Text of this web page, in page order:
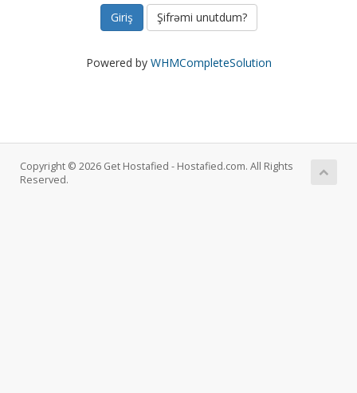
Şifrəmi unutdum?
Powered by WHMCompleteSolution
Copyright © 2026 Get Hostafied - Hostafied.com. All Rights
Reserved.